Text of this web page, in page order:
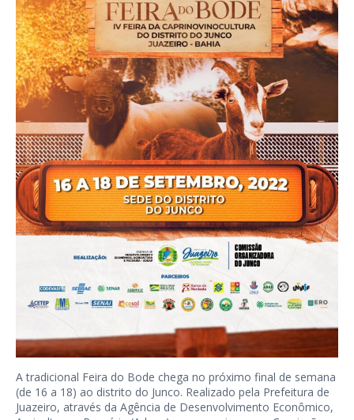
A tradicional Feira do Bode chega no próximo final de semana
(de 16 a 18) ao distrito do Junco. Realizado pela Prefeitura de
Juazeiro, através da Agência de Desenvolvimento Econômico,